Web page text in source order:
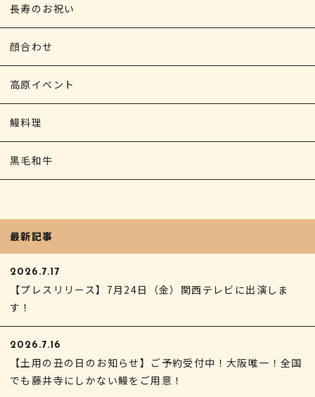
長寿のお祝い
顔合わせ
高原イベント
鰻料理
黒毛和牛
最新記事
2026.7.17
【プレスリリース】7月24日（金）関西テレビに出演しま
す！
2026.7.16
【土用の丑の日のお知らせ】ご予約受付中！大阪唯一！全国
でも藤井寺にしかない鰻をご用意！